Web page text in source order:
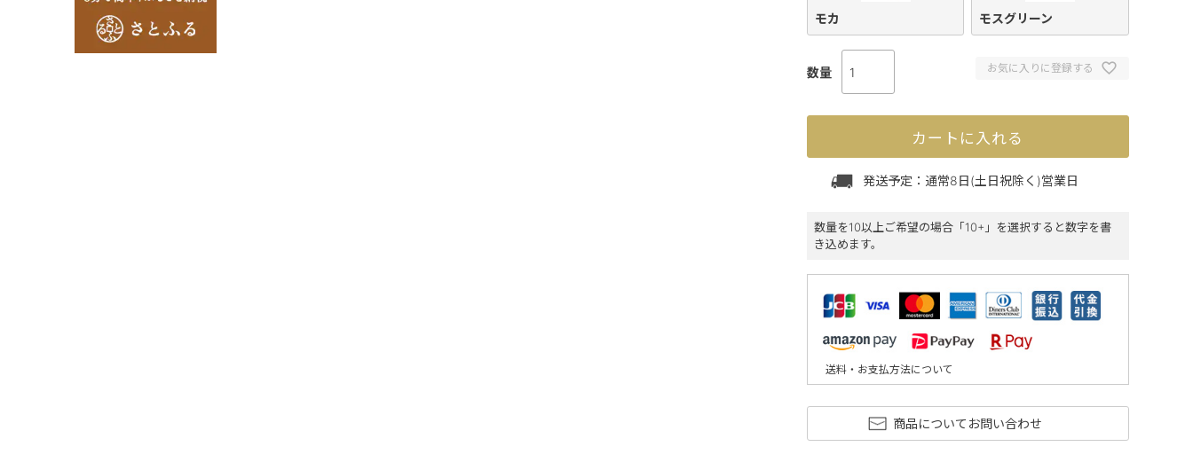
モカ モスグリーン
お気に入りに登録する
カートに入れる
発送予定：通常8日(土日祝除く)営業日
数量を10以上ご希望の場合「10+」を選択すると数字を書
き込めます。
送料・お支払方法について
商品についてお問い合わせ